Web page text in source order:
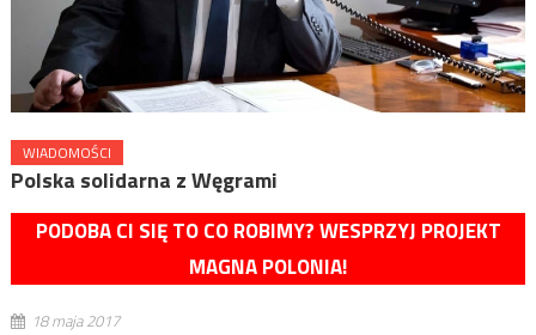
WIADOMOŚCI
Polska solidarna z Węgrami
PODOBA CI SIĘ TO CO ROBIMY? WESPRZYJ PROJEKT
MAGNA POLONIA!
18 maja 2017